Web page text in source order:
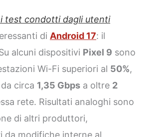
test condotti dagli utenti
diAndroid 17: il
alcuni dispositivi Pixel 9 sono
Wi-Fi superiori al 50%,
circa 1,35 Gbps a oltre 2
rete. Risultati analoghi sono
di altri produttori,
da modifiche interne al